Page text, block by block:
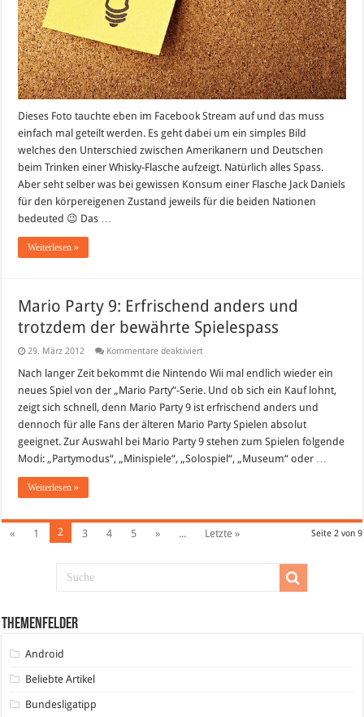
Dieses Foto tauchte eben im Facebook Stream auf und das muss
einfach mal geteilt werden. Es geht dabei um ein simples Bild
welches den Unterschied zwischen Amerikanern und Deutschen
beim Trinken einer Whisky-Flasche aufzeigt. Natürlich alles Spass.
Aber seht selber was bei gewissen Konsum einer Flasche Jack Daniels
für den körpereigenen Zustand jeweils für die beiden Nationen
bedeuted 😉 Das …
Weiterlesen »
Mario Party 9: Erfrischend anders und
trotzdem der bewährte Spielespass
29. März 2012 Kommentare deaktiviertfür
Party
Erfrischend
anders
und
trotzdem
bewährte
Spielespass
Nach langer Zeit bekommt die Nintendo Wii mal endlich wieder ein
neues Spiel von der „Mario Party“-Serie. Und ob sich ein Kauf lohnt,
zeigt sich schnell, denn Mario Party 9 ist erfrischend anders und
dennoch für alle Fans der älteren Mario Party Spielen absolut
geeignet. Zur Auswahl bei Mario Party 9 stehen zum Spielen folgende
Modi: „Partymodus“, „Minispiele“, „Solospiel“, „Museum“ oder …
Weiterlesen »
Seite 2 von 9
« 1 2 3 4 5 » ... Letzte »
Themenfelder
Android
Beliebte Artikel
Bundesligatipp